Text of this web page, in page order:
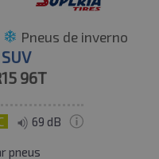
Pneus de inverno
96T
69 dB
pneus